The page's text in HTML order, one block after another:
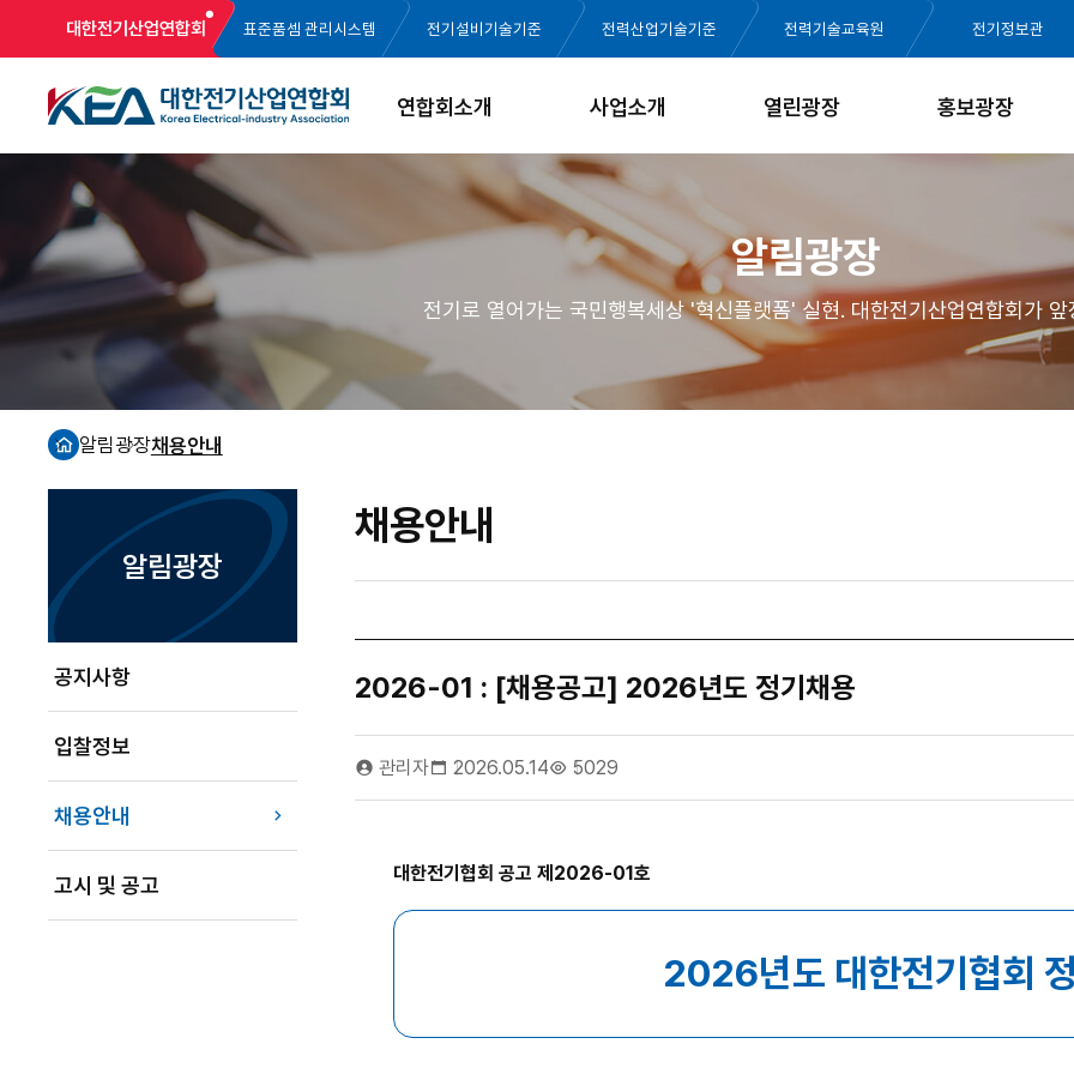
대한전기산업연합회 표준품셈 관리시스템 전기설비기술기준 전력산업기술기준 전력기술교육원 전기정보관
연합회소개 사업소개 열린광장 홍보광장
알림광장
전기로 열어가는 국민행복세상 '혁신플랫폼' 실현. 대한전기산업연합회가 앞
홈
알림광장채용안내
알림광장
공지사항
입찰정보
채용안내
고시 및 공고
채용안내
2026-01 : [채용공고] 2026년도 정기채용
관리자 2026.05.14 5029
대한전기협회 공고 제2026-01호
2026년도 대한전기협회